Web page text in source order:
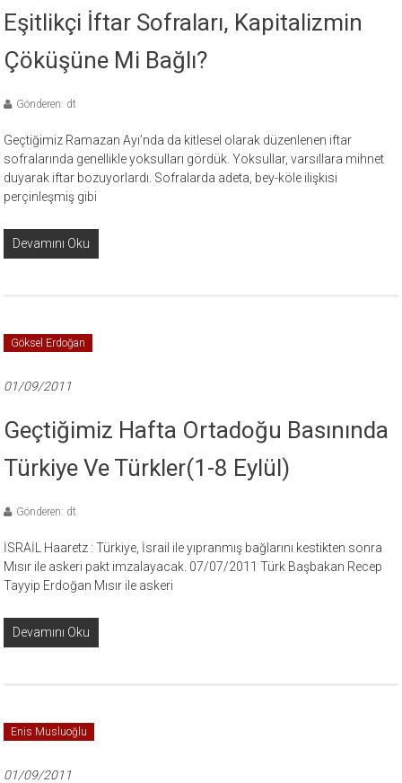
Eşitlikçi İftar Sofraları, Kapitalizmin
Çöküşüne Mi Bağlı?
Gönderen: dt
Geçtiğimiz Ramazan Ayı’nda da kitlesel olarak düzenlenen iftar
sofralarında genellikle yoksulları gördük. Yoksullar, varsıllara mihnet
duyarak iftar bozuyorlardı. Sofralarda adeta, bey-köle ilişkisi
perçinleşmiş gibi
Devamını Oku
Göksel Erdoğan
01/09/2011
Geçtiğimiz Hafta Ortadoğu Basınında
Türkiye Ve Türkler(1-8 Eylül)
Gönderen: dt
İSRAİL Haaretz : Türkiye, İsrail ile yıpranmış bağlarını kestikten sonra
Mısır ile askeri pakt imzalayacak. 07/07/2011 Türk Başbakan Recep
Tayyip Erdoğan Mısır ile askeri
Devamını Oku
Enis Musluoğlu
01/09/2011